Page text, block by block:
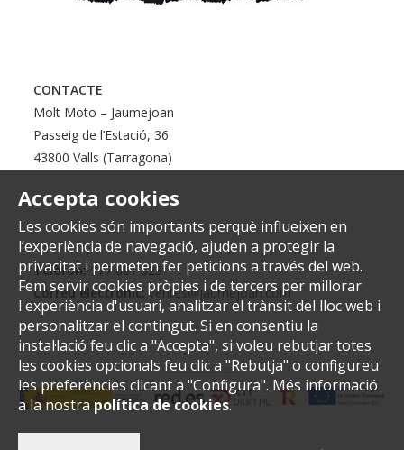
Accepta cookies
Les cookies són importants perquè influeixen en
l’experiència de navegació, ajuden a protegir la
privacitat i permeten fer peticions a través del web.
Fem servir cookies pròpies i de tercers per millorar
l'experiència d'usuari, analitzar el trànsit del lloc web i
personalitzar el contingut. Si en consentiu la
instal·lació feu clic a "Accepta", si voleu rebutjar totes
les cookies opcionals feu clic a "Rebutja" o configureu
les preferències clicant a "Configura". Més informació
a la nostrapolítica de cookies.
CONTACTE
Molt Moto – Jaumejoan
Passeig de l’Estació, 36
43800 Valls (Tarragona)
Telèfon:977 601 323
Correu electrònic: ventes@jaumejoan.com